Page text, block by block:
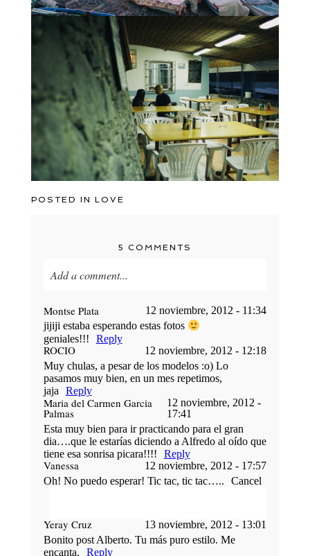
POSTED INLOVE
5 COMMENTS
Add a comment...
Your email is
never published or shared. Required
fields are marked *
POST COMMENT
Montse Plata
12 noviembre, 2012 - 11:34
jijiji estaba esperando estas fotos
geniales!!!
Reply
ROCIO
12 noviembre, 2012 - 12:18
Muy chulas, a pesar de los modelos :o) Lo
pasamos muy bien, en un mes repetimos,
jaja
Reply
Maria del Carmen Garcia
Palmas
12 noviembre, 2012 -
17:41
Esta muy bien para ir practicando para el gran
dia….que le estarías diciendo a Alfredo al oído que
tiene esa sonrisa picara!!!!
Reply
Vanessa
12 noviembre, 2012 - 17:57
Oh! No puedo esperar! Tic tac, tic tac…..
Cancel
Your email isnever published or shared.
Required fields are marked *
Yeray Cruz
13 noviembre, 2012 - 13:01
Bonito post Alberto. Tu más puro estilo. Me
encanta.
Reply